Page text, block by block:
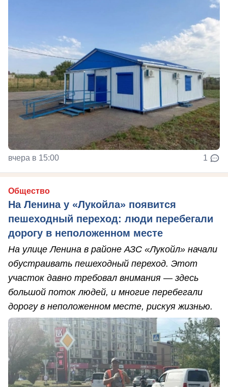
вчера в 15:00 1
Общество
На Ленина у «Лукойла» появится
пешеходный переход: люди перебегали
дорогу в неположенном месте
На улице Ленина в районе АЗС «Лукойл» начали
обустраивать пешеходный переход. Этот
участок давно требовал внимания — здесь
большой поток людей, и многие перебегали
дорогу в неположенном месте, рискуя жизнью.